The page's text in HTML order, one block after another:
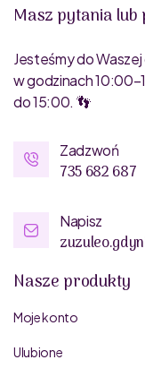
Masz pytania
Jesteśmy do
w godzinach
do 15:00. 👣
Zadzwoń
735 682 687
Napisz
Nasze produkty
Moje konto
Ulubione